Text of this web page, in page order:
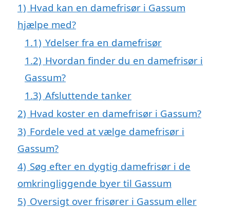
1) Hvad kan en damefrisør i Gassum
hjælpe med?
1.1) Ydelser fra en damefrisør
1.2) Hvordan finder du en damefrisør i
Gassum?
1.3) Afsluttende tanker
2) Hvad koster en damefrisør i Gassum?
3) Fordele ved at vælge damefrisør i
Gassum?
4) Søg efter en dygtig damefrisør i de
omkringliggende byer til Gassum
5) Oversigt over frisører i Gassum eller